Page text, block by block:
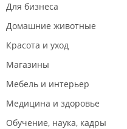
Для бизнеса
Домашние животные
Красота и уход
Магазины
Мебель и интерьер
Медицина и здоровье
Обучение, наука, кадры